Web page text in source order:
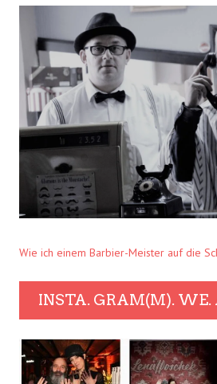
Wie ich einem Barbier-Meister auf die
INSTA. GRAM(M). WE.